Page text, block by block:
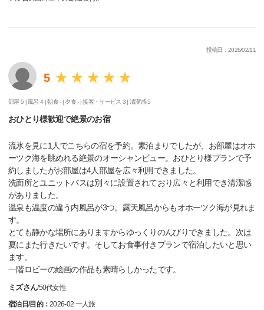
投稿日：2026/02/11
5
部屋 5 | 風呂 4 |朝食 - | 夕食 - |接客・サービス 3 |清潔感 5
おひとり様歓迎で絶景のお宿
流氷を見に1人でこちらの宿を予約。素泊まりでしたが、お部屋はオホ
ーツク海を眺めれる絶景のオーシャンビュー。おひとり様プランで予
約しましたがお部屋は4人部屋を広々利用できました。
洗面所とユニットバスは別々に設置されており広々と利用でき清潔感
がありました。
温泉も温度の違う内風呂が3つ。露天風呂からもオホーツク海が見れま
す。
とても静かな場所にありますからゆっくりのんびりできました。次は
夏にまた行きたいです。そしてお食事付きプランで宿泊したいと思い
ます。
一階ロビーの絵画の作品も素晴らしかったです。
ミズさん/50代女性
宿泊日/目的：2026-02 一人旅